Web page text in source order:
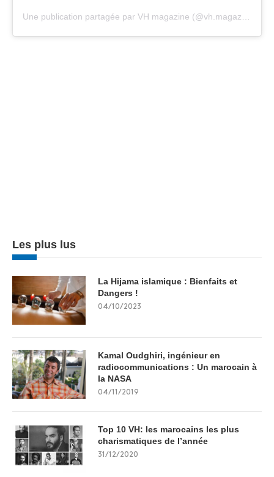
Une publication partagée par VH magazine (@vh.magazine)
Les plus lus
La Hijama islamique : Bienfaits et
Dangers !
04/10/2023
Kamal Oudghiri, ingénieur en
radiocommunications : Un marocain à
la NASA
04/11/2019
Top 10 VH: les marocains les plus
charismatiques de l’année
31/12/2020